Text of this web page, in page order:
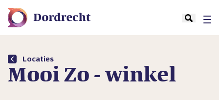
Locaties
Mooi Zo - winkel